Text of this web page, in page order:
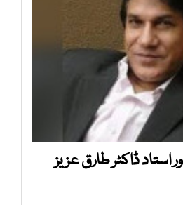
استاد ڈاکٹر طارق عزیز